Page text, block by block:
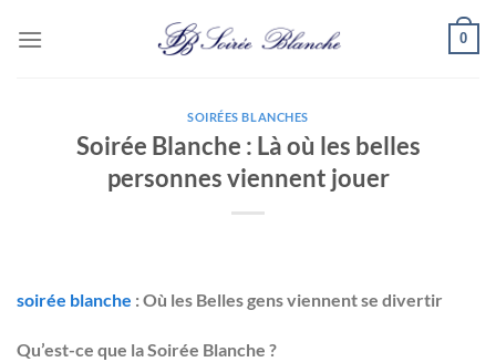
0
SOIRÉES BLANCHES
Soirée Blanche : Là où les belles
personnes viennent jouer
soirée blanche : Où les Belles gens viennent se divertir
Qu’est-ce que la Soirée Blanche ?